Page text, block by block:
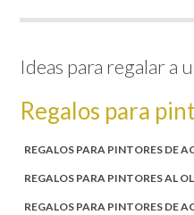
Ideas para regalar a
Regalos para
REGALOS PARA PINTORES DE
REGALOS PARA PINTORES AL
REGALOS PARA PINTORES DE